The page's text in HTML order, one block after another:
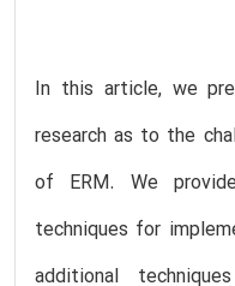
In this article, we
research as to the
of ERM. We
techniques for
additional